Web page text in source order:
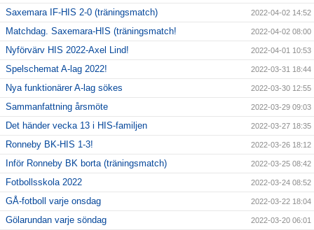
Saxemara IF-HIS 2-0 (träningsmatch) 2022-04-02 14:52
Matchdag. Saxemara-HIS (träningsmatch! 2022-04-02 08:00
Nyförvärv HIS 2022-Axel Lind! 2022-04-01 10:53
Spelschemat A-lag 2022! 2022-03-31 18:44
Nya funktionärer A-lag sökes 2022-03-30 12:55
Sammanfattning årsmöte 2022-03-29 09:03
Det händer vecka 13 i HIS-familjen 2022-03-27 18:35
Ronneby BK-HIS 1-3! 2022-03-26 18:12
Inför Ronneby BK borta (träningsmatch) 2022-03-25 08:42
Fotbollsskola 2022 2022-03-24 08:52
GÅ-fotboll varje onsdag 2022-03-22 18:04
Gölarundan varje söndag 2022-03-20 06:01